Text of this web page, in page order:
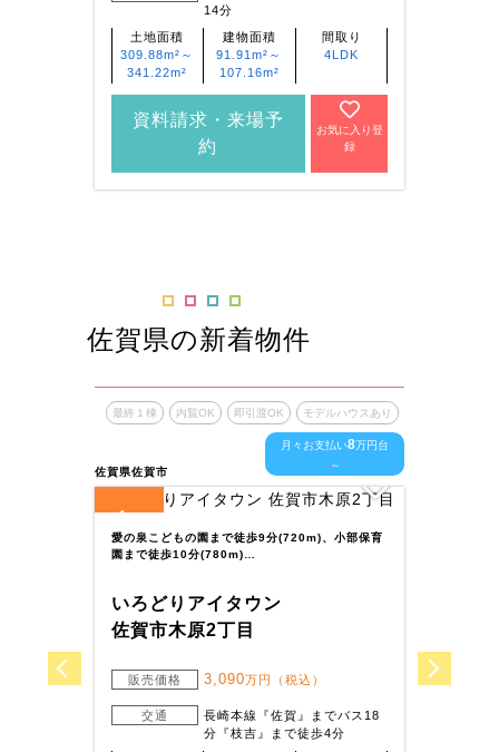
14分
土地面積
309.88m²～
341.22m²
建物面積
91.91m²～
107.16m²
間取り
4LDK
資料請求・来場予
約
お気に入り登
録
佐賀県の新着物件
佐賀県佐賀市
最終１棟 内覧OK 即引渡OK モデルハウスあり
月々お支払い8万円台
～
1
愛の泉こどもの園まで徒歩9分(720m)、小部保育
園まで徒歩10分(780m)…
いろどりアイタウン
佐賀市木原2丁目
販売価格 3,090万円（税込）
交通
長崎本線『佐賀』までバス18
分『枝吉』まで徒歩4分